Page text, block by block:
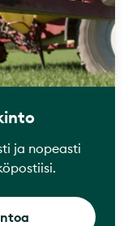
ja nopeasti